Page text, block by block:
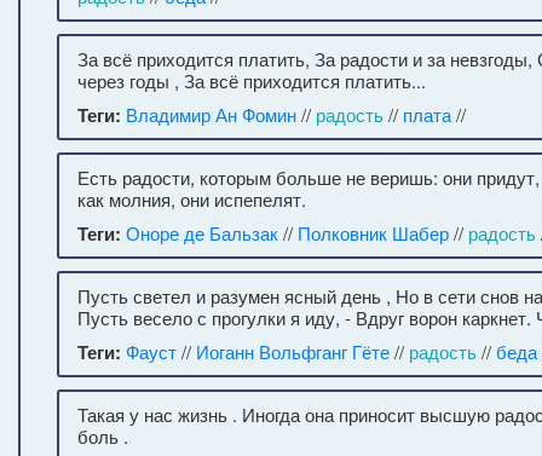
За всё приходится платить, За радости и за невзгоды,
через годы , За всё приходится платить...
Теги: Владимир Ан Фомин// радость// плата//
Есть радости, которым больше не веришь: они придут,
как молния, они испепелят.
Теги: Оноре де Бальзак// Полковник Шабер// радость
Пусть светел и разумен ясный день , Но в сети снов
Пусть весело с прогулки я иду, - Вдруг ворон
Теги: Фауст// Иоганн Вольфганг Гёте// радость//беда
Такая у нас жизнь . Иногда она приносит высшую
боль .